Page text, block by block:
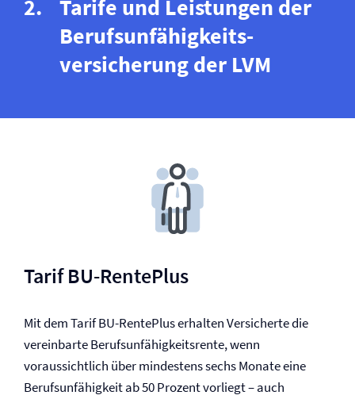
Tarife und Leistungen der
Berufs­unfähigkeits­
versicherung der LVM
Tarif BU-RentePlus
Mit dem Tarif BU-RentePlus erhalten Versicherte die
vereinbarte Berufs­unfähigkeitsrente, wenn
voraussichtlich über mindestens sechs Monate eine
Berufs­unfähigkeit ab 50 Prozent vorliegt – auch